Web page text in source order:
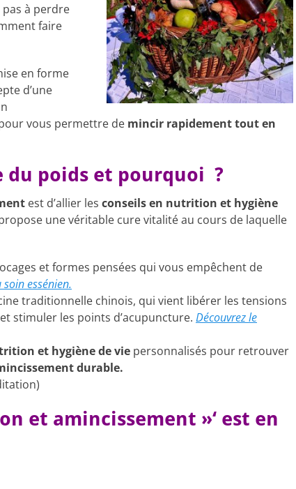
à perdre
faire
en forme
d’une
vous permettre de mincir rapidement tout en
du poids et pourquoi ?
est d’allier les conseils en nutrition et hygiène
une véritable cure vitalité au cours de laquelle
et formes pensées qui vous empêchent de
essénien.
traditionnelle chinois, qui vient libérer les tensions
stimuler les points d’acupuncture. Découvrez le
et hygiène de vie personnalisés pour retrouver
durable.
et amincissement »‘ est en